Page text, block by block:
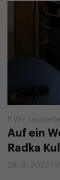
# Wir
Auf ein
Radka
29. 3. 2022 |